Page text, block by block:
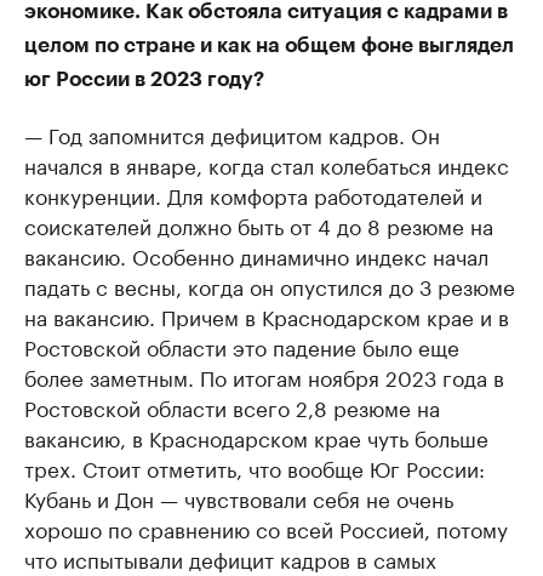
экономике. Как обстояла ситуация с кадрами в
целом по стране и как на общем фоне выглядел
юг России в 2023 году?
— Год запомнится дефицитом кадров. Он
начался в январе, когда стал колебаться индекс
конкуренции. Для комфорта работодателей и
соискателей должно быть от 4 до 8 резюме на
вакансию. Особенно динамично индекс начал
падать с весны, когда он опустился до 3 резюме
на вакансию. Причем в Краснодарском крае и в
Ростовской области это падение было еще
более заметным. По итогам ноября 2023 года в
Ростовской области всего 2,8 резюме на
вакансию, в Краснодарском крае чуть больше
трех. Стоит отметить, что вообще Юг России:
Кубань и Дон — чувствовали себя не очень
хорошо по сравнению со всей Россией, потому
что испытывали дефицит кадров в самых